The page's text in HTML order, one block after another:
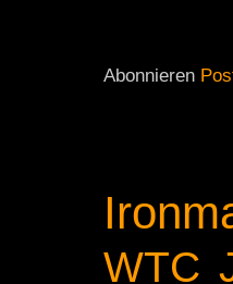
Abonnieren
WTC